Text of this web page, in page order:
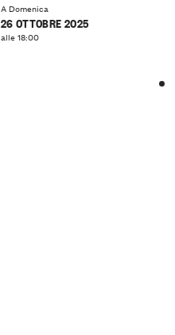
A Domenica
26 OTTOBRE 2025
alle 18:00